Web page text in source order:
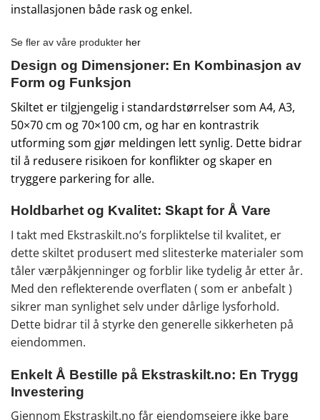
installasjonen både rask og enkel.
Se fler av våre produkter her
Design og Dimensjoner: En Kombinasjon av
Form og Funksjon
Skiltet er tilgjengelig i standardstørrelser som A4, A3,
50×70 cm og 70×100 cm, og har en kontrastrik
utforming som gjør meldingen lett synlig. Dette bidrar
til å redusere risikoen for konflikter og skaper en
tryggere parkering for alle.
Holdbarhet og Kvalitet: Skapt for Å Vare
I takt med Ekstraskilt.no’s forpliktelse til kvalitet, er
dette skiltet produsert med slitesterke materialer som
tåler værpåkjenninger og forblir like tydelig år etter år.
Med den reflekterende overflaten ( som er anbefalt )
sikrer man synlighet selv under dårlige lysforhold.
Dette bidrar til å styrke den generelle sikkerheten på
eiendommen.
Enkelt Å Bestille på Ekstraskilt.no: En Trygg
Investering
Gjennom Ekstraskilt.no får eiendomseiere ikke bare